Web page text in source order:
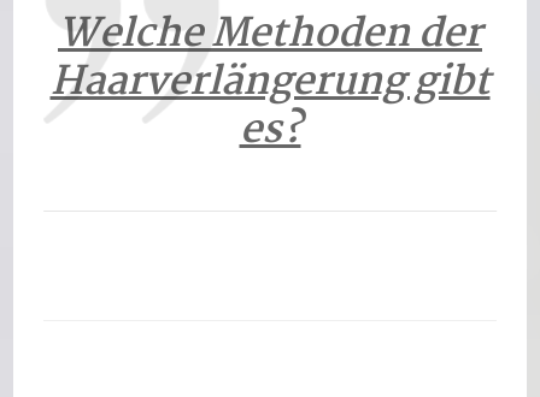
Welche Methoden der
Haarverlängerung gibt
es?